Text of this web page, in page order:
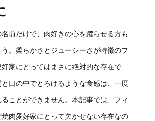
前だけで、肉好きの心を躍らせる方も
。柔らかさとジューシーさが特徴のフ
好家にとってはまさに絶対的な存在で
口の中でとろけるような食感は、一度
ことができません。本記事では、フィ
肉愛好家にとって欠かせない存在なの